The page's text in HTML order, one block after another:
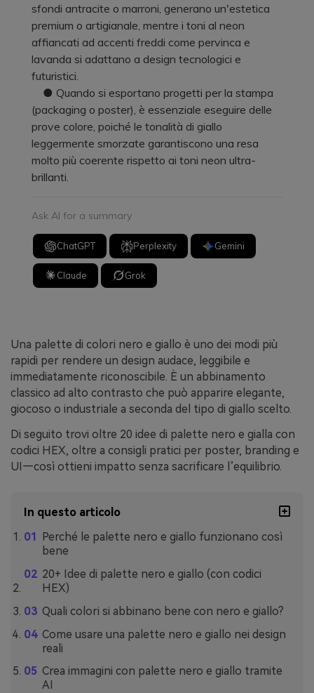
sfondi antracite o marroni, generano un'estetica
premium o artigianale, mentre i toni al neon
affiancati ad accenti freddi come pervinca e
lavanda si adattano a design tecnologici e
futuristici.
● Quando si esportano progetti per la stampa
(packaging o poster), è essenziale eseguire delle
prove colore, poiché le tonalità di giallo
leggermente smorzate garantiscono una resa
molto più coerente rispetto ai toni neon ultra-
brillanti.
Ask AI for a summary
ChatGPT Perplexity Gemini
Claude Grok
Una palette di colori nero e giallo è uno dei modi più
rapidi per rendere un design audace, leggibile e
immediatamente riconoscibile. È un abbinamento
classico ad alto contrasto che può apparire elegante,
giocoso o industriale a seconda del tipo di giallo scelto.
Di seguito trovi oltre 20 idee di palette nero e gialla con
codici HEX, oltre a consigli pratici per poster, branding e
UI—così ottieni impatto senza sacrificare l’equilibrio.
In questo articolo
Perché le palette nero e giallo funzionano così
bene
20+ Idee di palette nero e giallo (con codici
HEX)
Quali colori si abbinano bene con nero e giallo?
Come usare una palette nero e giallo nei design
reali
Crea immagini con palette nero e giallo tramite
AI